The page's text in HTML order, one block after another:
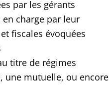
par les gérants
charge par leur
fiscales évoquées
titre de régimes
une mutuelle, ou encore